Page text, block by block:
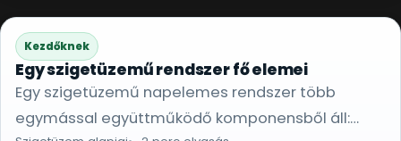
Kezdőknek
Egy szigetüzemű rendszer fő elemei
Egy szigetüzemű napelemes rendszer több
egymással együttműködő komponensből áll: